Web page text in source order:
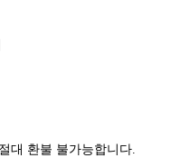
대 환불 불가능합니다.